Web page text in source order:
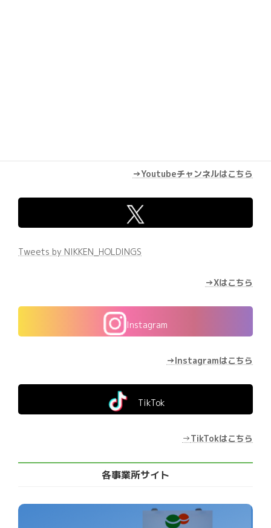
→Youtubeチャンネルはこちら
Tweets by NIKKEN_HOLDINGS
→Xはこちら
Instagram
→Instagramはこちら
TikTok
→TikTokはこちら
各事業所サイト